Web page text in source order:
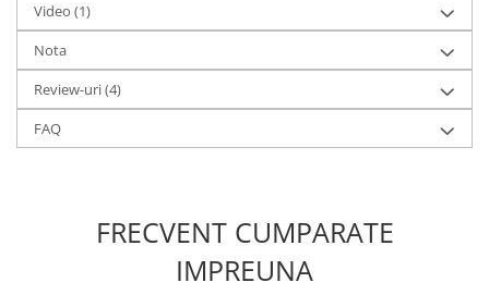
Video (1)
Nota
Review-uri(4)
FAQ
FRECVENT CUMPARATE
IMPREUNA